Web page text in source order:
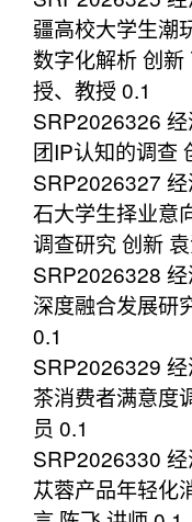
疆高校大学生潮
数字化解析 创
授、教授 0.1
SRP2026326
团IP认知的调查
SRP2026327
石大学生择业意
调查研究 创新
SRP2026328
深度融合发展研
0.1
SRP2026329
茶消费者满意度
员 0.1
SRP2026330
苁蓉产品年轻化